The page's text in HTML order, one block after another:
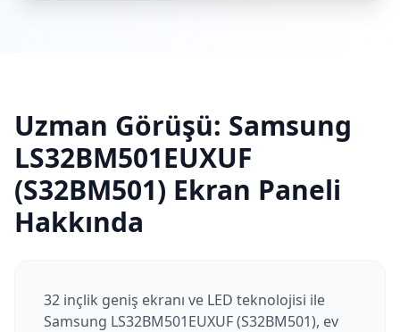
Uzman Görüşü: Samsung
LS32BM501EUXUF
(S32BM501) Ekran Paneli
Hakkında
32 inçlik geniş ekranı ve LED teknolojisi ile
Samsung LS32BM501EUXUF (S32BM501), ev